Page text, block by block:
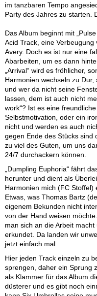
im tanzbaren Tempo
Party des Jahres zu starten.
Das Album beginnt mit
Acid Track, eine
Avery. Doch es ist nur eine
Abarbeiten, um es dann
„Arrival“ wird es fröhlicher,
Harmonien wechseln zu
und wer da nicht seine
lassen, dem ist auch nicht
work“? Ist es eine
Selbstmotivation, oder ein
nicht und werden es auch
gegen Ende des Stücks sind
zu viel des Guten, um uns
24/7 durchackern können.
„Dumpling Euphoria“ fährt
herunter und dient als
Harmonien mich (FC Stoffel)
Etwas, was Thomas Bartz
eigenem Bekunden nicht
von der Hand weisen
man sich an die Arbeit
erkundet. Da landen wir
jetzt einfach mal.
Hier jeden Track einzeln zu
sprengen, daher ein Sprung
als Klammer für das Album
düsterer und es gibt noch